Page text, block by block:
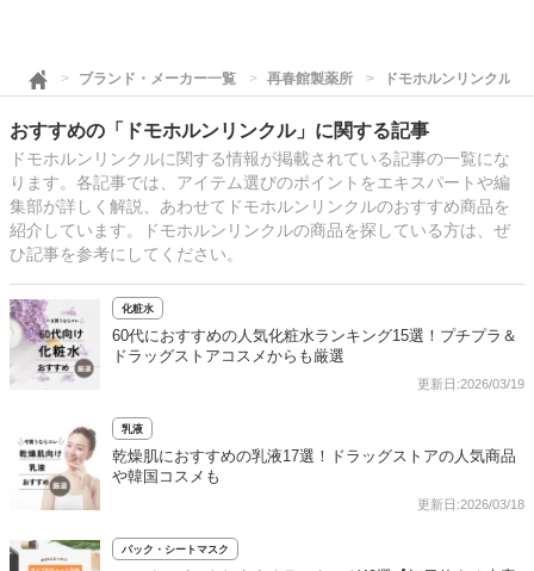
ブランド・メーカー一覧 再春館製薬所 ドモホルンリンクル
おすすめの「ドモホルンリンクル」に関する記事
ドモホルンリンクルに関する情報が掲載されている記事の一覧にな
ります。各記事では、アイテム選びのポイントをエキスパートや編
集部が詳しく解説、あわせてドモホルンリンクルのおすすめ商品を
紹介しています。ドモホルンリンクルの商品を探している方は、ぜ
ひ記事を参考にしてください。
化粧水
60代におすすめの人気化粧水ランキング15選！プチプラ＆
ドラッグストアコスメからも厳選
更新日:2026/03/19
乳液
乾燥肌におすすめの乳液17選！ドラッグストアの人気商品
や韓国コスメも
更新日:2026/03/18
パック・シートマスク